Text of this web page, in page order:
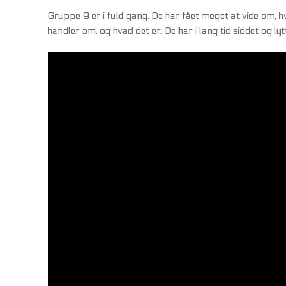
Gruppe 9 er i fuld gang. De har fået meget at vide om,
handler om, og hvad det er. De har i lang tid siddet og